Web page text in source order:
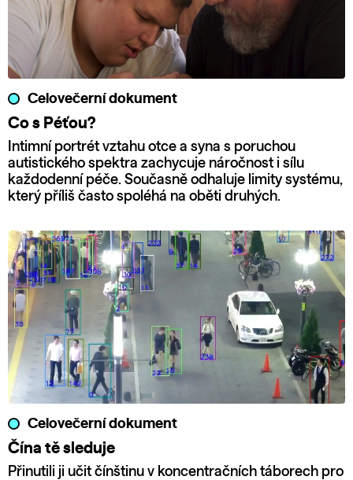
Celovečerní dokument
Co s Péťou?
Intimní portrét vztahu otce a syna s poruchou
autistického spektra zachycuje náročnost i sílu
každodenní péče. Současně odhaluje limity systému,
který příliš často spoléhá na oběti druhých.
Celovečerní dokument
Čína tě sleduje
Přinutili ji učit čínštinu v koncentračních táborech pro